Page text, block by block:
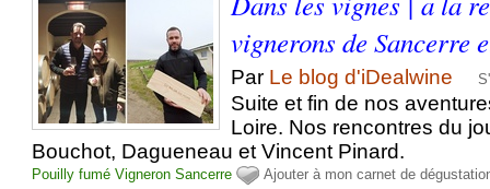
vignerons de Sancerre
Par Le blog d'iDealwine
Suite et fin de nos
Loire. Nos rencontres du
Bouchot, Dagueneau et Vincent Pinard.
Pouilly fumé Vigneron Sancerre Ajouter à mon carnet de